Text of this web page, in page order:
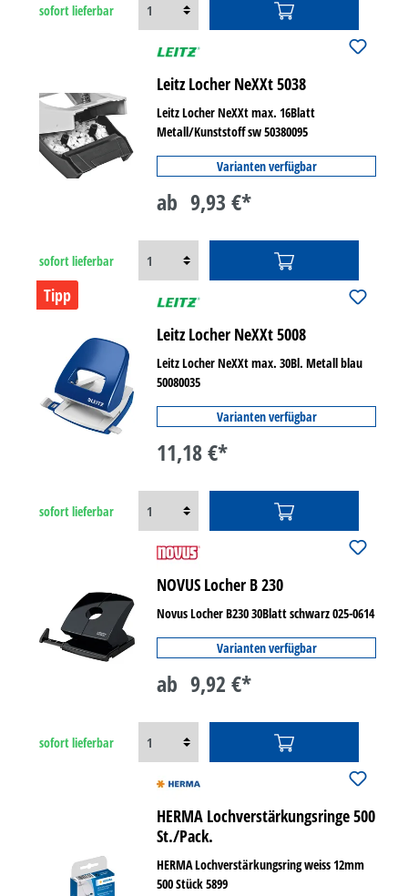
sofort lieferbar
Leitz Locher NeXXt 5038
Leitz Locher NeXXt max. 16Blatt
Metall/Kunststoff sw 50380095
Varianten verfügbar
ab 9,93 €*
sofort lieferbar
Tipp
Leitz Locher NeXXt 5008
Leitz Locher NeXXt max. 30Bl. Metall blau
50080035
Varianten verfügbar
11,18 €*
sofort lieferbar
NOVUS Locher B 230
Novus Locher B230 30Blatt schwarz 025-0614
Varianten verfügbar
ab 9,92 €*
sofort lieferbar
HERMA Lochverstärkungsringe 500
St./Pack.
HERMA Lochverstärkungsring weiss 12mm
500 Stück 5899